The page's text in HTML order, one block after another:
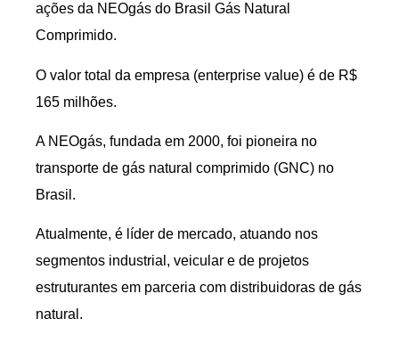
ações da NEOgás do Brasil Gás Natural
Comprimido.
O valor total da empresa (enterprise value) é de R$
165 milhões.
A NEOgás, fundada em 2000, foi pioneira no
transporte de gás natural comprimido (GNC) no
Brasil.
Atualmente, é líder de mercado, atuando nos
segmentos industrial, veicular e de projetos
estruturantes em parceria com distribuidoras de gás
natural.